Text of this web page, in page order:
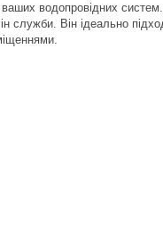
водопровідних систем.
служби. Він ідеально